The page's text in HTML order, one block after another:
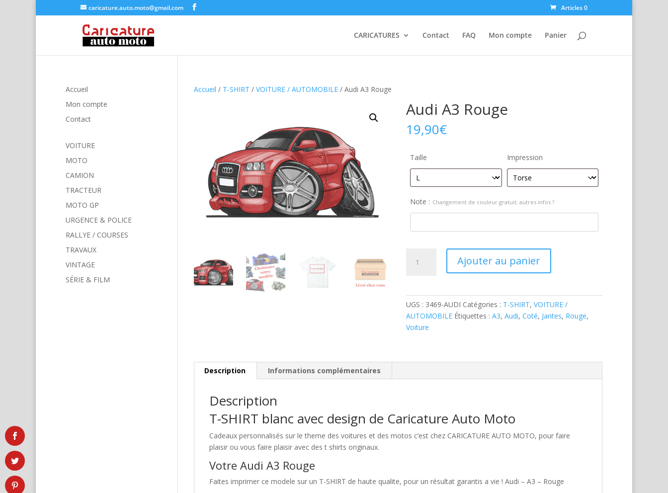
caricature.auto.moto@gmail.com Articles 0
CARICATURES Contact FAQ Mon compte Panier
Accueil / T-SHIRT / VOITURE / AUTOMOBILE/ Audi A3 Rouge
Audi A3 Rouge
19,90€
Taille Impression
Note : Changement de couleur gratuit, autres infos ?
Ajouter au panier
UGS : 3469-AUDI Catégories : T-SHIRT,VOITURE /
AUTOMOBILE Étiquettes :A3,Audi,Coté, Jantes, Rouge,
Voiture
Description Informations complémentaires
Description
T-SHIRT blanc avec design de Caricature Auto Moto
Cadeaux personnalisés sur le theme des voitures et des motos c’est chez CARICATURE AUTO MOTO, pour faire
plaisir ou vous faire plaisir avec des t shirts originaux.
Votre Audi A3 Rouge
Faites imprimer ce modele sur un T-SHIRT de haute qualite, pour un résultat garantis a vie ! Audi – A3 – Rouge
Accueil
Mon compte
Contact
VOITURE
MOTO
CAMION
TRACTEUR
MOTO GP
URGENCE & POLICE
RALLYE / COURSES
TRAVAUX
VINTAGE
SÉRIE & FILM